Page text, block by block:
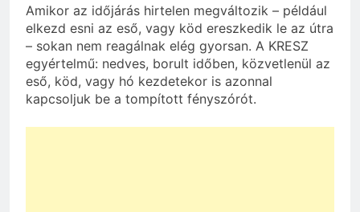
Amikor az időjárás hirtelen megváltozik – például
elkezd esni az eső, vagy köd ereszkedik le az útra
– sokan nem reagálnak elég gyorsan. A KRESZ
egyértelmű: nedves, borult időben, közvetlenül az
eső, köd, vagy hó kezdetekor is azonnal
kapcsoljuk be a tompított fényszórót.